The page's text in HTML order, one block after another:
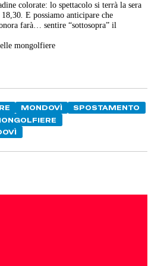
colorate: lo spettacolo si terrà la sera
18,30.E possiamo anticipare che
farà… sentire “sottosopra” il
MONDOVÌ
SPOSTAMENTO